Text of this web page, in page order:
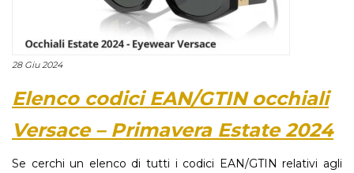
28 Giu 2024
Elenco codici EAN/GTIN occhiali
Versace – Primavera Estate 2024
Se cerchi un elenco di tutti i codici EAN/GTIN relativi agli